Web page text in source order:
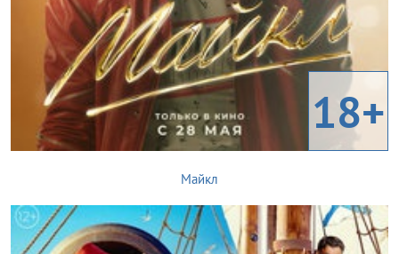
18+
Майкл